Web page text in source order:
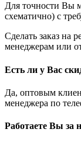
Для точности Вы
схематично) с
Сделать заказ на
менеджерам или
Есть ли у Вас
Да, оптовым
менеджера по
Работаете Вы за